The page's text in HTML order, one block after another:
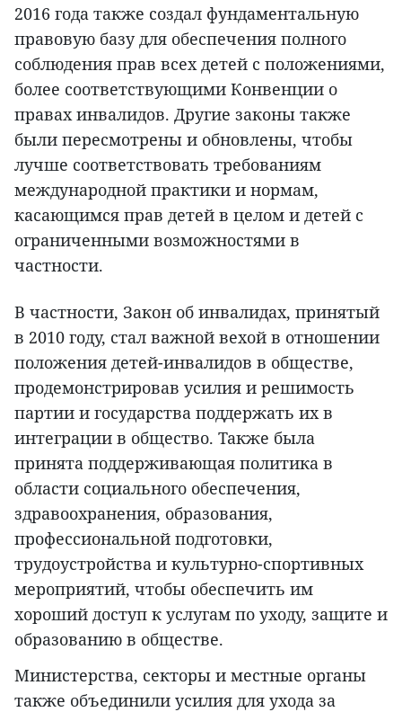
2016 года также создал фундаментальную
правовую базу для обеспечения полного
соблюдения прав всех детей с положениями,
более соответствующими Конвенции о
правах инвалидов. Другие законы также
были пересмотрены и обновлены, чтобы
лучше соответствовать требованиям
международной практики и нормам,
касающимся прав детей в целом и детей с
ограниченными возможностями в
частности.
В частности, Закон об инвалидах, принятый
в 2010 году, стал важной вехой в отношении
положения детей-инвалидов в обществе,
продемонстрировав усилия и решимость
партии и государства поддержать их в
интеграции в общество. Также была
принята поддерживающая политика в
области социального обеспечения,
здравоохранения, образования,
профессиональной подготовки,
трудоустройства и культурно-спортивных
мероприятий, чтобы обеспечить им
хороший доступ к услугам по уходу, защите и
образованию в обществе.
Министерства, секторы и местные органы
также объединили усилия для ухода за